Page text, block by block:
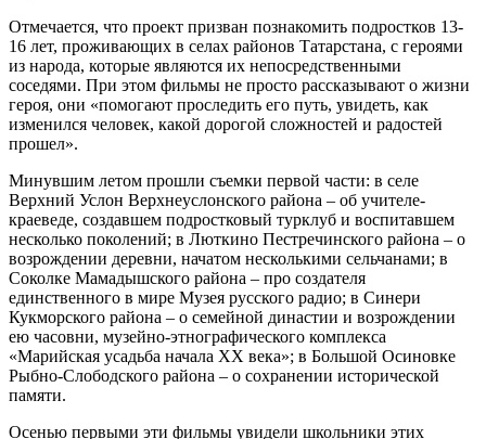
Отмечается, что проект призван познакомить подростков 13-
16 лет, проживающих в селах районов Татарстана, с героями
из народа, которые являются их непосредственными
соседями. При этом фильмы не просто рассказывают о жизни
героя, они «помогают проследить его путь, увидеть, как
изменился человек, какой дорогой сложностей и радостей
прошел».
Минувшим летом прошли съемки первой части: в селе
Верхний Услон Верхнеуслонского района – об учителе-
краеведе, создавшем подростковый турклуб и воспитавшем
несколько поколений; в Люткино Пестречинского района – о
возрождении деревни, начатом несколькими сельчанами; в
Соколке Мамадышского района – про создателя
единственного в мире Музея русского радио; в Синери
Кукморского района – о семейной династии и возрождении
ею часовни, музейно-этнографического комплекса
«Марийская усадьба начала ХХ века»; в Большой Осиновке
Рыбно-Слободского района – о сохранении исторической
памяти.
Осенью первыми эти фильмы увидели школьники этих